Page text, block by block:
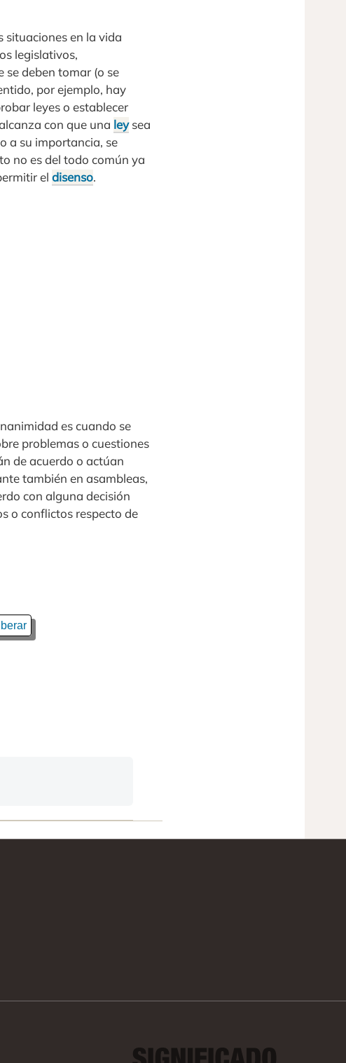
situaciones en la vida
legislativos,
se deben tomar (o se
por ejemplo, hay
leyes o establecer
con que una leysea
a su importancia, se
no es del todo común ya
el disenso.
es cuando se
problemas o cuestiones
de acuerdo o actúan
también en asambleas,
con alguna decisión
o conflictos respecto de